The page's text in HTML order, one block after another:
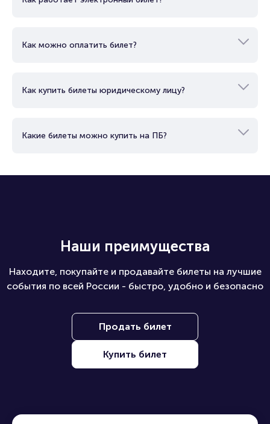
Как можно оплатить билет?
Как купить билеты юридическому лицу?
Какие билеты можно купить на ПБ?
Наши преимущества
Находите, покупайте и продавайте билеты на лучшие
события по всей России - быстро, удобно и безопасно
Продать билет
Купить билет